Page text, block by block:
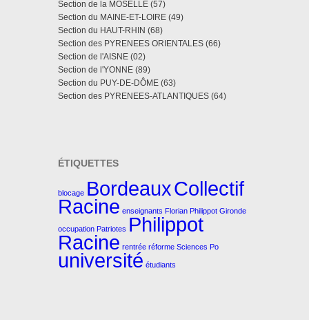
Section de la MOSELLE (57)
Section du MAINE-ET-LOIRE (49)
Section du HAUT-RHIN (68)
Section des PYRENEES ORIENTALES (66)
Section de l'AISNE (02)
Section de l'YONNE (89)
Section du PUY-DE-DÔME (63)
Section des PYRENEES-ATLANTIQUES (64)
ÉTIQUETTES
blocage BordeauxCollectif
Racine enseignants Florian Philippot Gironde
occupation Patriotes Philippot
Racine rentrée réforme Sciences Po
université étudiants